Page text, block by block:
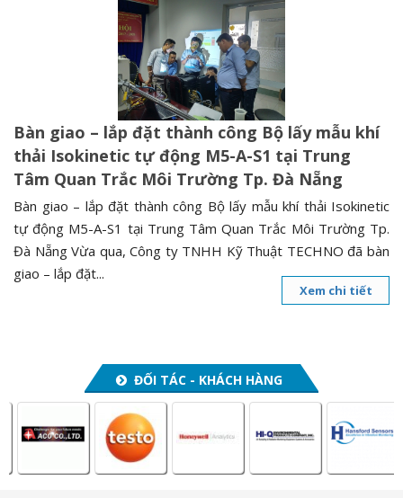
Bàn giao – lắp đặt thành công Bộ lấy mẫu khí
thải Isokinetic tự động M5-A-S1 tại Trung
Tâm Quan Trắc Môi Trường Tp. Đà Nẵng
Bàn giao – lắp đặt thành công Bộ lấy mẫu khí thải Isokinetic
tự động M5-A-S1 tại Trung Tâm Quan Trắc Môi Trường Tp.
Đà Nẵng Vừa qua, Công ty TNHH Kỹ Thuật TECHNO đã bàn
giao – lắp đặt...
Xem chi tiết
ĐỐI TÁC - KHÁCH HÀNG